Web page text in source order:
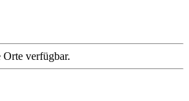
verfügbar.